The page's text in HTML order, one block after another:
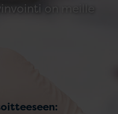
on meille